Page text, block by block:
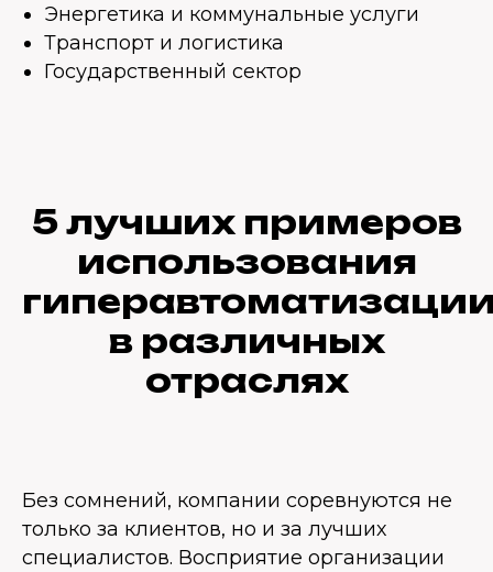
Энергетика и коммунальные услуги
Транспорт и логистика
Государственный сектор
5 лучших примеров
использования
в различных
отраслях
Без сомнений, компании соревнуются не
только за клиентов, но и за лучших
специалистов. Восприятие организации